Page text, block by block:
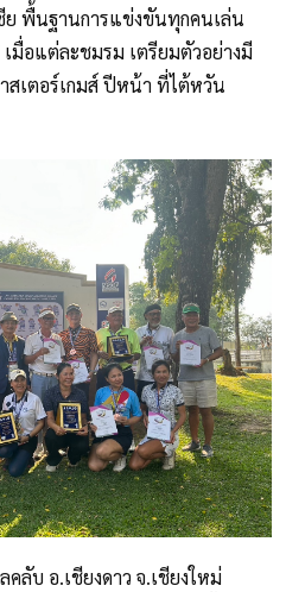
ย พื้นฐานการแข่งขันทุกคนเล่น
มื่อแต่ละชมรม เตรียมตัวอย่างมี
สเตอร์เกมส์ ปีหน้า ที่ไต้หวัน
ลับ อ.เชียงดาว จ.เชียงใหม่